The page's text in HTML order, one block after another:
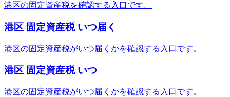
港区の固定資産税を確認する入口です。
港区 固定資産税 いつ届く
港区の固定資産税がいつ届くかを確認する入口です。
港区 固定資産税 いつ
港区の固定資産税がいつ届くかを確認する入口です。